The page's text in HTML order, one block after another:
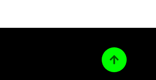
Ta­kai­sin ylös